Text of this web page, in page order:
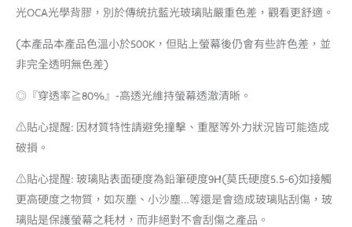
光OCA光學背膠，別於傳統抗藍光玻璃貼嚴重色差，觀看更舒適。
(本產品本產品色溫小於500K，但貼上螢幕後仍會有些許色差，並
非完全透明無色差)
◎『穿透率≧80%』-高透光維持螢幕透澈清晰。
⚠️貼心提醒: 因材質特性請避免撞擊、重壓等外力狀況皆可能造成
破損。
⚠️貼心提醒: 玻璃貼表面硬度為鉛筆硬度9H(莫氏硬度5.5-6)如接觸
更高硬度之物質，如灰塵、小沙塵…等還是會造成玻璃貼刮傷，玻
璃貼是保護螢幕之耗材，而非絕對不會刮傷之產品。